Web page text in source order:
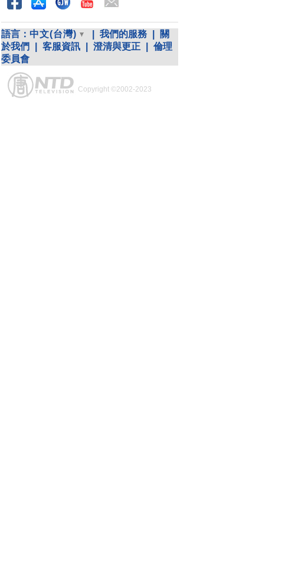
語言： 中文(台灣) 我們的服務
關
於我們
客服資訊 澄清與更正
倫理
委員會
Copyright ©2002-2023